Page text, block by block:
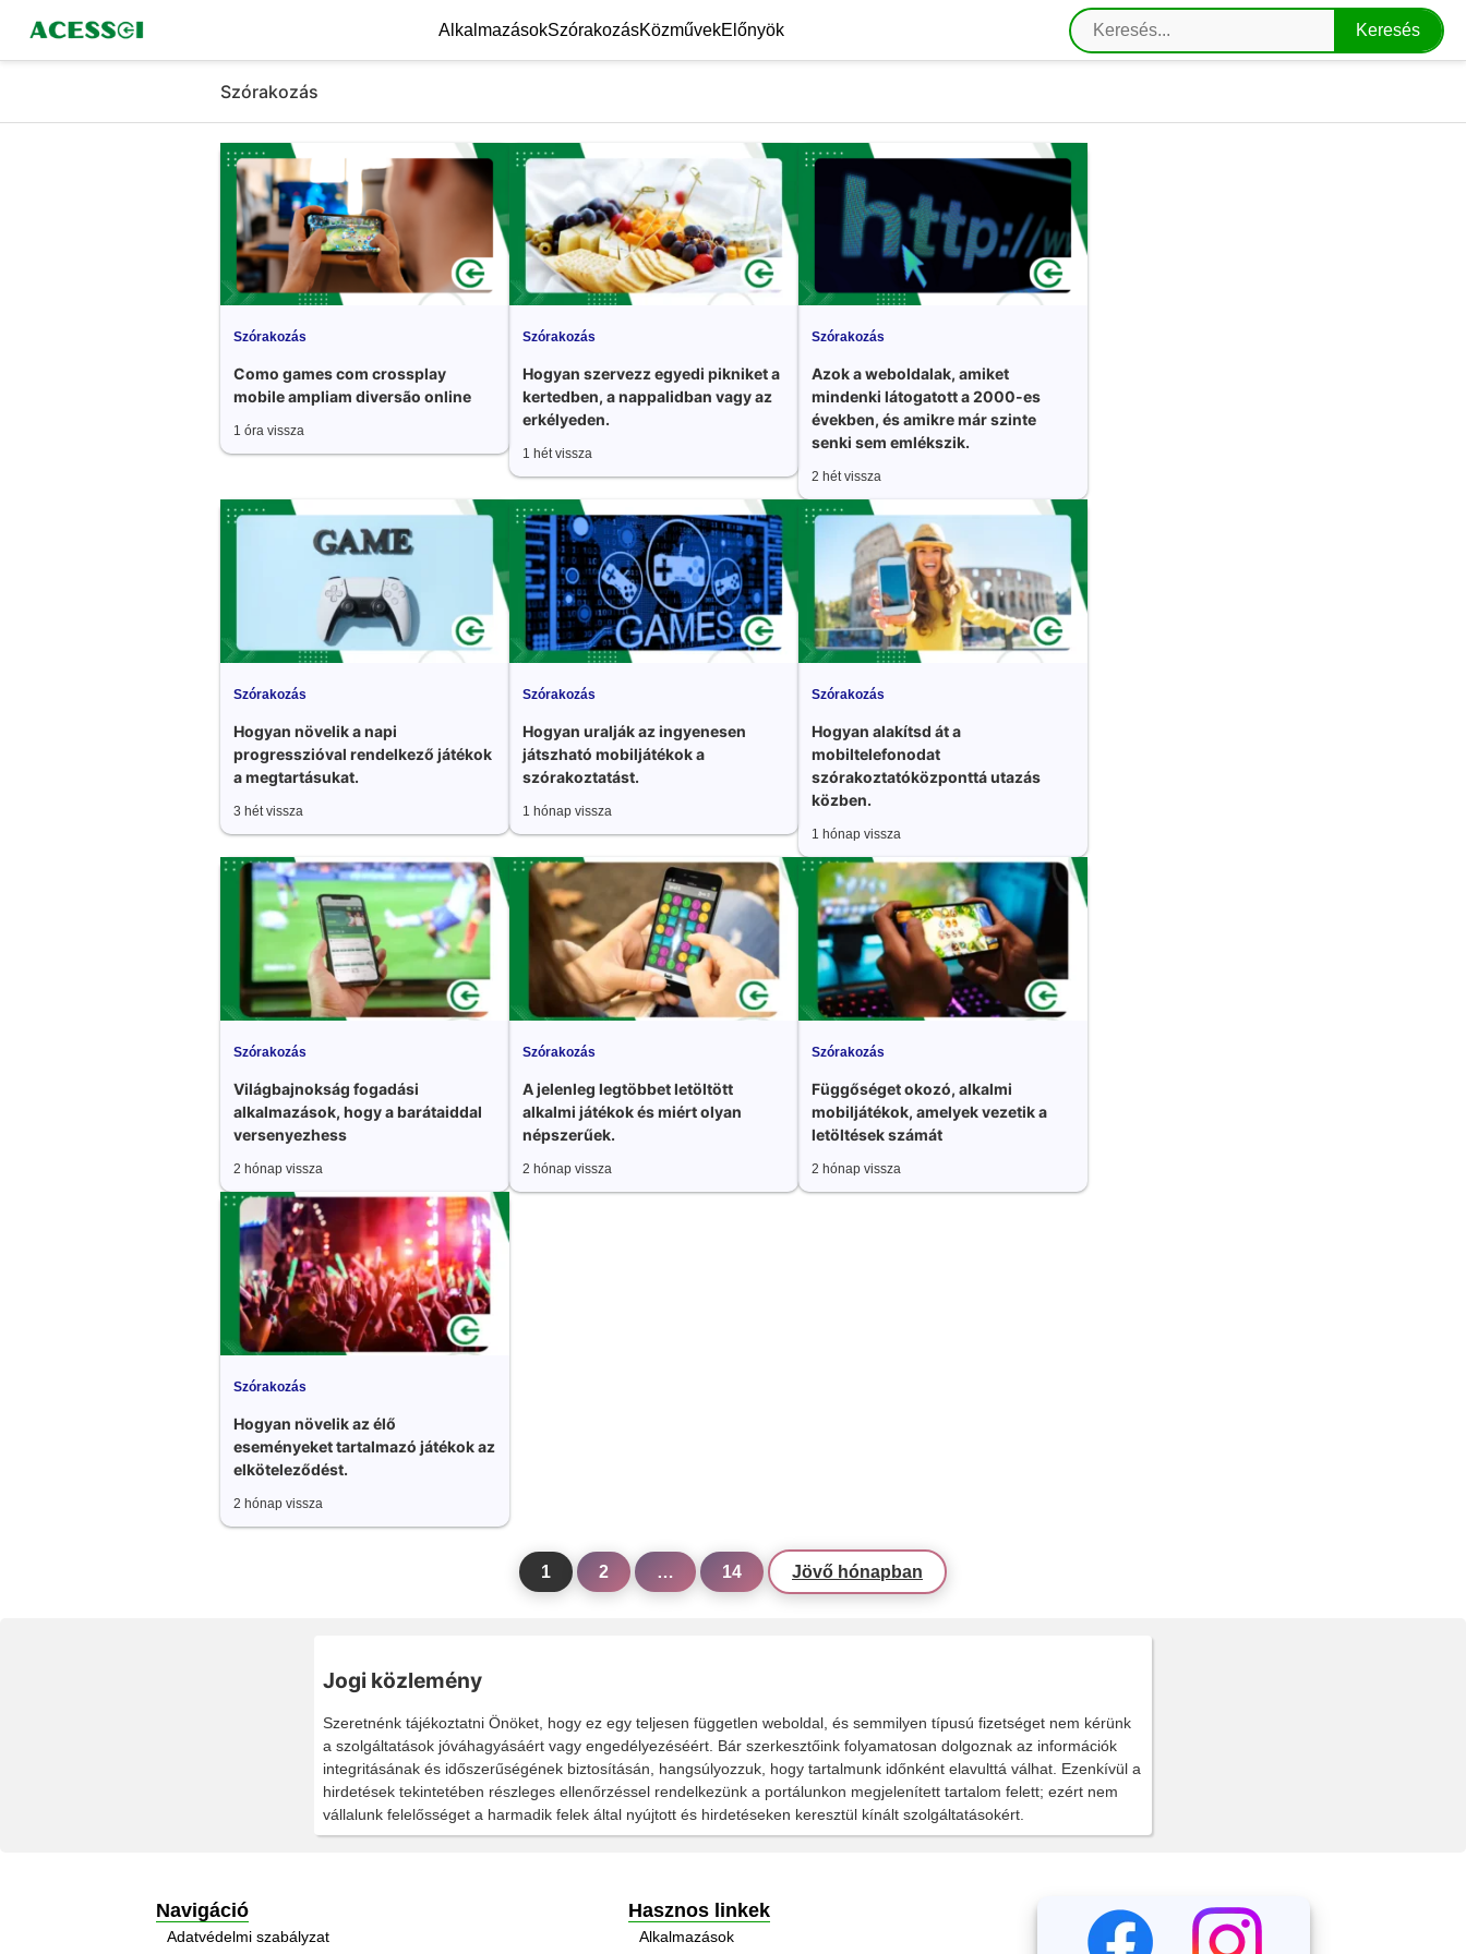
AlkalmazásokSzórakozásKözművekElőnyök
Szórakozás
Szórakozás
Como games com crossplay
mobile ampliam diversão online
1 óra vissza
Szórakozás
Hogyan szervezz egyedi pikniket a
kertedben, a nappalidban vagy az
erkélyeden.
1 hét vissza
Szórakozás
Azok a weboldalak, amiket
mindenki látogatott a 2000-es
években, és amikre már szinte
senki sem emlékszik.
2 hét vissza
Szórakozás
Hogyan növelik a napi
progresszióval rendelkező játékok
a megtartásukat.
3 hét vissza
Szórakozás
Hogyan uralják az ingyenesen
játszható mobiljátékok a
szórakoztatást.
1 hónap vissza
Szórakozás
Hogyan alakítsd át a
mobiltelefonodat
szórakoztatóközponttá utazás
közben.
1 hónap vissza
Szórakozás
Világbajnokság fogadási
alkalmazások, hogy a barátaiddal
versenyezhess
2 hónap vissza
Szórakozás
A jelenleg legtöbbet letöltött
alkalmi játékok és miért olyan
népszerűek.
2 hónap vissza
Szórakozás
Függőséget okozó, alkalmi
mobiljátékok, amelyek vezetik a
letöltések számát
2 hónap vissza
Szórakozás
Hogyan növelik az élő
eseményeket tartalmazó játékok az
elköteleződést.
2 hónap vissza
1 2 … 14 Jövő hónapban
Jogi közlemény
Szeretnénk tájékoztatni Önöket, hogy ez egy teljesen független weboldal, és semmilyen típusú fizetséget nem kérünk
a szolgáltatások jóváhagyásáért vagy engedélyezéséért. Bár szerkesztőink folyamatosan dolgoznak az információk
integritásának és időszerűségének biztosításán, hangsúlyozzuk, hogy tartalmunk időnként elavulttá válhat. Ezenkívül a
hirdetések tekintetében részleges ellenőrzéssel rendelkezünk a portálunkon megjelenített tartalom felett; ezért nem
vállalunk felelősséget a harmadik felek által nyújtott és hirdetéseken keresztül kínált szolgáltatásokért.
Navigáció
Adatvédelmi szabályzat
Hasznos linkek
Alkalmazások